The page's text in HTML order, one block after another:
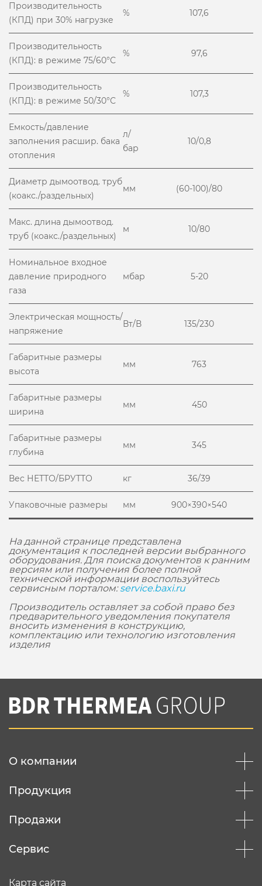
Производительность
(КПД) при 30% нагрузке
% 107,6
Производительность
(КПД): в режиме 75/60°С
% 97,6
Производительность
(КПД): в режиме 50/30°С
% 107,3
Емкость/давление
заполнения расшир. бака
отопления
л/
бар
10/0,8
Диаметр дымоотвод. труб
(коакс./раздельных)
мм (60-100)/80
Макс. длина дымоотвод.
труб (коакс./раздельных)
м 10/80
Номинальное входное
давление природного
газа
мбар 5-20
Электрическая мощность/
напряжение
Вт/В 135/230
Габаритные размеры
высота
мм 763
Габаритные размеры
ширина
мм 450
Габаритные размеры
глубина
мм 345
Вес НЕТТО/БРУТТО кг 36/39
Упаковочные размеры мм 900×390×540
На данной странице представлена
документация к последней версии выбранного
оборудования. Для поиска документов к ранним
версиям или получения более полной
технической информации воспользуйтесь
сервисным порталом:service.baxi.ru
Производитель оставляет за собой право без
предварительного уведомления покупателя
вносить изменения в конструкцию,
комплектацию или технологию изготовления
изделия
О компании
Продукция
Продажи
Сервис
Карта сайта